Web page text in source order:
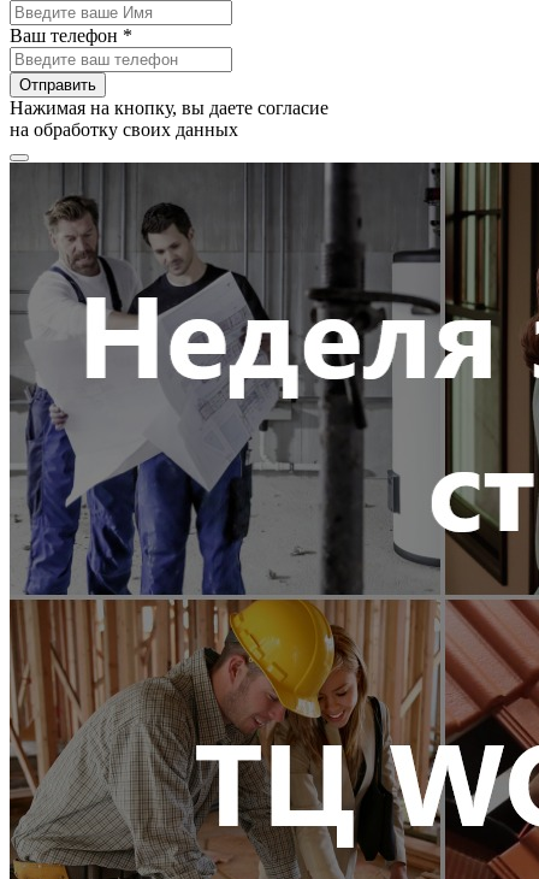
Ваш телефон *
Отправить
Нажимая на кнопку, вы даете согласие
на обработку своих данных